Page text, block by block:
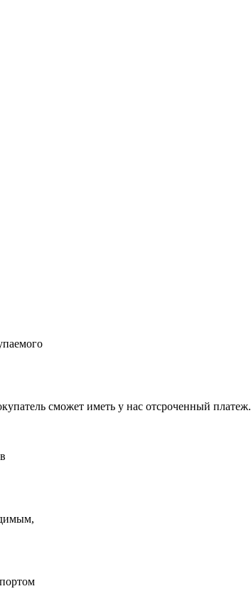
сможет иметь у нас отсроченный платеж.